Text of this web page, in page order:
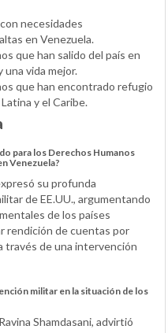
necesidades
en Venezuela.
que han salido del país en
vida mejor.
que han encontrado refugio
y el Caribe.
para los Derechos Humanos
Venezuela?
su profunda
de EE.UU., argumentando
de los países
rendición de cuentas por
través de una intervención
militar en la situación de los
Shamdasani, advirtió